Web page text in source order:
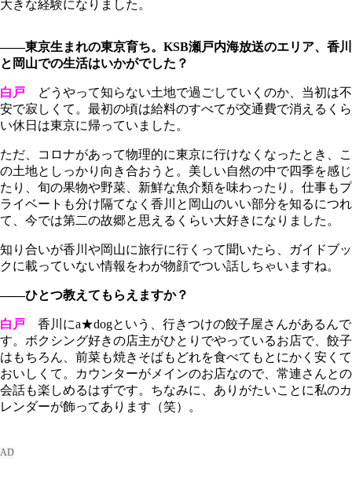
大きな経験になりました。
――東京生まれの東京育ち。KSB瀬戸内海放送のエリア、香川
と岡山での生活はいかがでした？
白戸 どうやって知らない土地で過ごしていくのか、当初は不
安で寂しくて。最初の頃は給料のすべてが交通費で消えるくら
い休日は東京に帰っていました。
ただ、コロナがあって物理的に東京に行けなくなったとき、こ
の土地としっかり向き合おうと。美しい自然の中で四季を感じ
たり、旬の果物や野菜、新鮮な魚介類を味わったり。仕事もプ
ライベートも分け隔てなく香川と岡山のいい部分を知るにつれ
て、今では第二の故郷と思えるくらい大好きになりました。
知り合いが香川や岡山に旅行に行くって聞いたら、ガイドブッ
クに載っていない情報をわが物顔でつい話しちゃいますね。
――ひとつ教えてもらえますか？
白戸 香川にa★dogという、行きつけの餃子屋さんがあるんで
す。ボクシング好きの店主がひとりでやっているお店で、餃子
はもちろん、前菜も焼きそばもどれを食べてもとにかく安くて
おいしくて。カウンターがメインのお店なので、常連さんとの
会話も楽しめるはずです。ちなみに、ありがたいことに私のカ
レンダーが飾ってあります（笑）。